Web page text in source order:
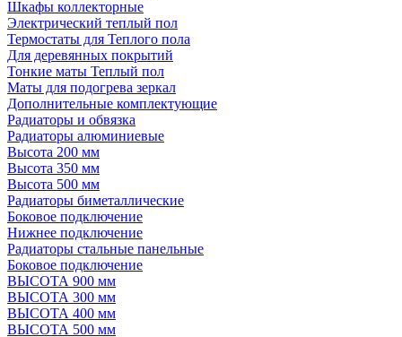
Шкафы коллекторные
Электрический теплый пол
Термостаты для Теплого пола
Для деревянных покрытий
Тонкие маты Теплый пол
Маты для подогрева зеркал
Дополнительные комплектующие
Радиаторы и обвязка
Радиаторы алюминиевые
Высота 200 мм
Высота 350 мм
Высота 500 мм
Радиаторы биметаллические
Боковое подключение
Нижнее подключение
Радиаторы стальные панельные
Боковое подключение
ВЫСОТА 900 мм
ВЫСОТА 300 мм
ВЫСОТА 400 мм
ВЫСОТА 500 мм